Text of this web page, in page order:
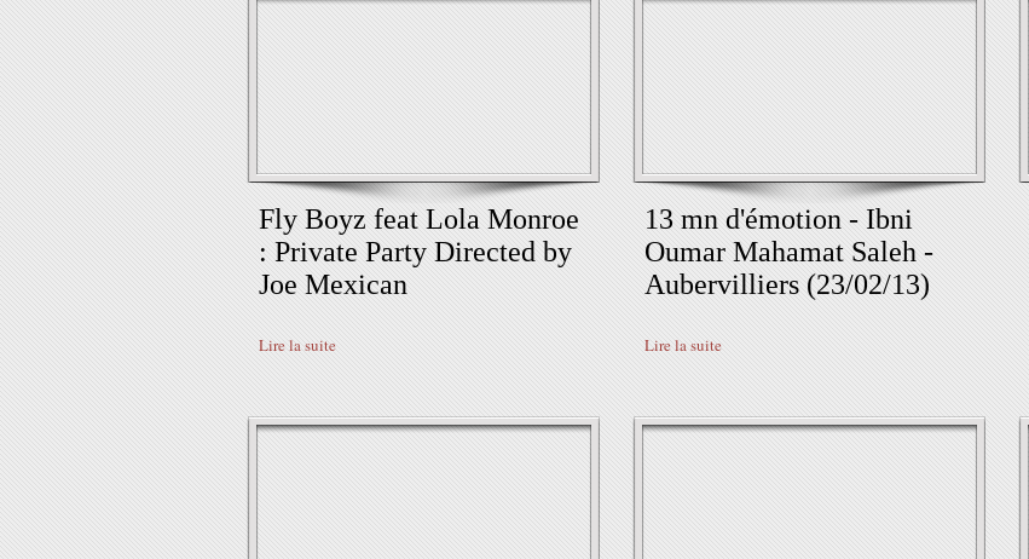
Fly Boyz feat Lola Monroe
: Private Party Directed by
Joe Mexican
Lire la suite
13 mn d'émotion - Ibni
Oumar Mahamat Saleh -
Aubervilliers (23/02/13)
Lire la suite